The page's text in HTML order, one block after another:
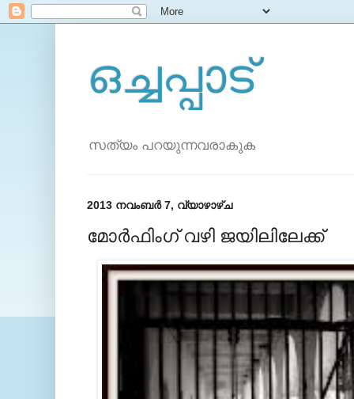
ഒച്ചപ്പാട്
സത്യം പറയുന്നവരാകുക
2013 നവംബർ 7, വ്യാഴാഴ്‌ച
മോർഫിംഗ് വഴി ജയിലിലേക്ക്